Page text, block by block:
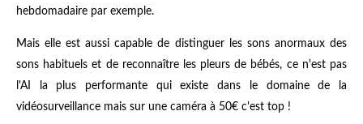
hebdomadaire par exemple.
Mais elle est aussi capable de distinguer les sons anormaux des
sons habituels et de reconnaître les pleurs de bébés, ce n'est pas
l'AI la plus performante qui existe dans le domaine de la
vidéosurveillance mais sur une caméra à 50€ c'est top !